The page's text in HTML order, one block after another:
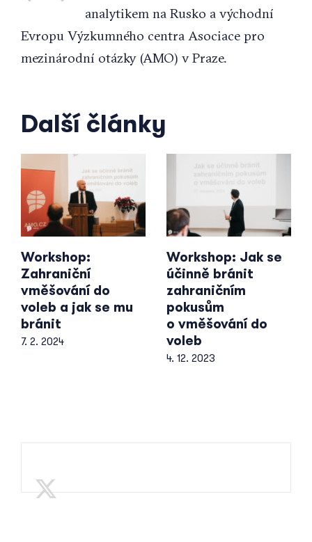
analytikem na Rusko a východní
Evropu Výzkumného centra Asociace pro
mezinárodní otázky (AMO) v Praze.
Další články
Workshop:
Zahraniční
vměšování do
voleb a jak se mu
bránit
7. 2. 2024
Workshop: Jak se
účinně bránit
zahraničním
pokusům
o vměšování do
voleb
4. 12. 2023